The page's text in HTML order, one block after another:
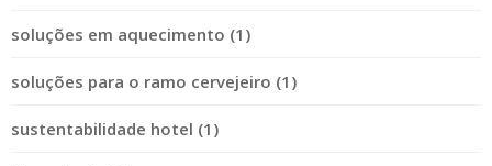
soluções em aquecimento (1)
soluções para o ramo cervejeiro (1)
sustentabilidade hotel (1)